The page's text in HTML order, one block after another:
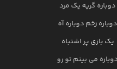
دوباره گریه یک مرد
دوباره زخم دوباره آه
یک بازی پر اشتباه
می بینم تو رو